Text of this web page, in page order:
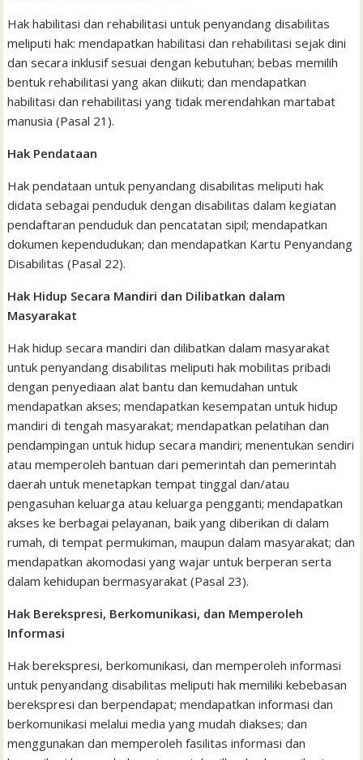
Hak habilitasi dan rehabilitasi untuk penyandang disabilitas
meliputi hak: mendapatkan habilitasi dan rehabilitasi sejak dini
dan secara inklusif sesuai dengan kebutuhan; bebas memilih
bentuk rehabilitasi yang akan diikuti; dan mendapatkan
habilitasi dan rehabilitasi yang tidak merendahkan martabat
manusia (Pasal 21).
Hak Pendataan
Hak pendataan untuk penyandang disabilitas meliputi hak
didata sebagai penduduk dengan disabilitas dalam kegiatan
pendaftaran penduduk dan pencatatan sipil; mendapatkan
dokumen kependudukan; dan mendapatkan Kartu Penyandang
Disabilitas (Pasal 22).
Hak Hidup Secara Mandiri dan Dilibatkan dalam
Masyarakat
Hak hidup secara mandiri dan dilibatkan dalam masyarakat
untuk penyandang disabilitas meliputi hak mobilitas pribadi
dengan penyediaan alat bantu dan kemudahan untuk
mendapatkan akses; mendapatkan kesempatan untuk hidup
mandiri di tengah masyarakat; mendapatkan pelatihan dan
pendampingan untuk hidup secara mandiri; menentukan sendiri
atau memperoleh bantuan dari pemerintah dan pemerintah
daerah untuk menetapkan tempat tinggal dan/atau
pengasuhan keluarga atau keluarga pengganti; mendapatkan
akses ke berbagai pelayanan, baik yang diberikan di dalam
rumah, di tempat permukiman, maupun dalam masyarakat; dan
mendapatkan akomodasi yang wajar untuk berperan serta
dalam kehidupan bermasyarakat (Pasal 23).
Hak Berekspresi, Berkomunikasi, dan Memperoleh
Informasi
Hak berekspresi, berkomunikasi, dan memperoleh informasi
untuk penyandang disabilitas meliputi hak memiliki kebebasan
berekspresi dan berpendapat; mendapatkan informasi dan
berkomunikasi melalui media yang mudah diakses; dan
menggunakan dan memperoleh fasilitas informasi dan